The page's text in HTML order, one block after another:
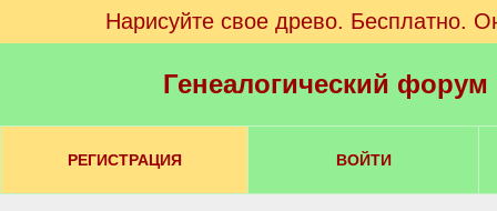
Нарисуйте свое древо. Бесплатно.
Генеалогический
РЕГИСТРАЦИЯ ВОЙТИ